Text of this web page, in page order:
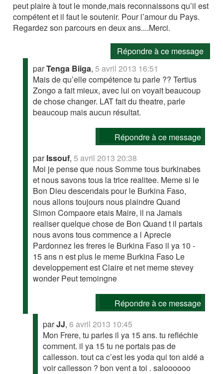
peut plaire à tout le monde,mais reconnaissons qu’il est
compétent et il faut le soutenir. Pour l’amour du Pays.
Regardez son parcours en deux ans....Merci.
Répondre à ce message
parTenga Biiga,5 avril 2013 16:51
Mais de qu’elle compétence tu parle ?? Tertius
Zongo a fait mieux, avec lui on voyait beaucoup
de chose changer. LAT fait du theatre, parle
beaucoup mais aucun résultat.
Répondre à ce message
parIssouf,5 avril 2013 20:38
Moi je pense que nous Somme tous burkinabes
et nous savons tous la trice realitee. Meme si le
Bon Dieu descendais pour le Burkina Faso,
nous allons toujours nous plaindre Quand
Simon Compaore etais Maire, il na Jamais
realiser quelque chose de Bon Quand t il partais
nous avons tous commence a l Aprecie
Pardonnez les freres le Burkina Faso il ya 10 -
15 ans n est plus le meme Burkina Faso Le
developpement est Claire et net meme stevey
wonder Peut temoingne
Répondre à ce message
parJJ,6 avril 2013 10:45
Mon Frere, tu parles il ya 15 ans. tu refléchie
comment. il ya 15 tu ne portais pas de
callesson. tout ca c’est les yoda qui ton aidé a
voir callesson ? bon vent a toi . saloooooo